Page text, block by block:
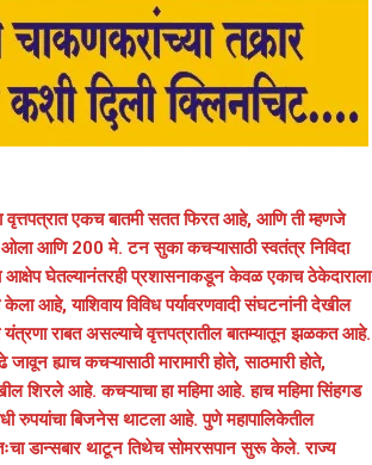
वृत्तपत्रात एकच बातमी सतत फिरत आहे, आणि ती म्हणजे
आणि 200 मे. टन सुका कचऱ्यासाठी स्वतंत्र निविदा
आक्षेप घेतल्यानंतरही प्रशासनाकडून केवळ एकाच ठेकेदाराला
आहे, याशिवाय विविध पर्यावरणवादी संघटनांनी देखील
राबत असल्याचे वृत्तपत्रातील बातम्यातून झळकत आहे.
ह्याच कचऱ्यासाठी मारामारी होते, साठमारी होते,
शिरले आहे. कचऱ्याचा हा महिमा आहे. हाच महिमा सिंहगड
रुपयांचा बिजनेस थाटला आहे. पुणे महापालिकेतील
डान्सबार थाटून तिथेच सोमरसपान सुरू केले. राज्य